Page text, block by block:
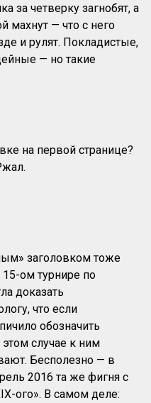
за четверку загнобят, а
махнут — что с него
и рулят. Покладистые,
— но такие
на первой странице?
заголовком тоже
ом турнире по
доказать
что если
обозначить
случае к ним
Бесполезно — в
2016 та же фигня с
ого». В самом деле: